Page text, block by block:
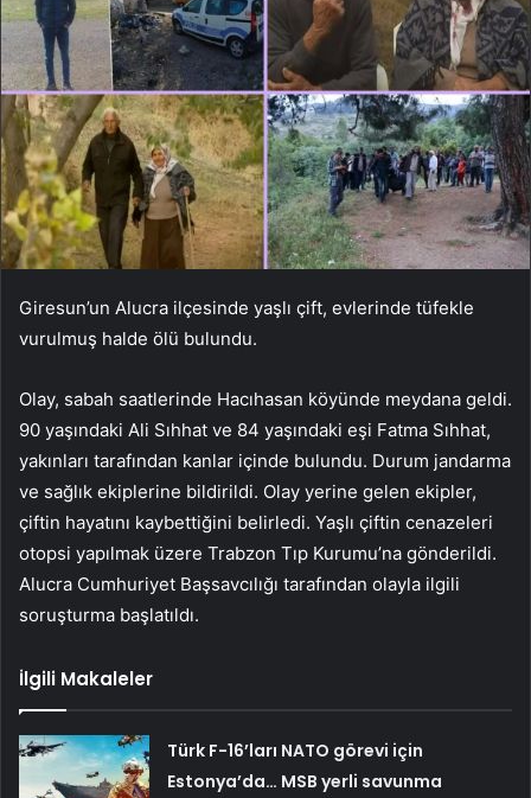
Giresun’un Alucra ilçesinde yaşlı çift, evlerinde tüfekle
vurulmuş halde ölü bulundu.
Olay, sabah saatlerinde Hacıhasan köyünde meydana geldi.
90 yaşındaki Ali Sıhhat ve 84 yaşındaki eşi Fatma Sıhhat,
yakınları tarafından kanlar içinde bulundu. Durum jandarma
ve sağlık ekiplerine bildirildi. Olay yerine gelen ekipler,
çiftin hayatını kaybettiğini belirledi. Yaşlı çiftin cenazeleri
otopsi yapılmak üzere Trabzon Tıp Kurumu’na gönderildi.
Alucra Cumhuriyet Başsavcılığı tarafından olayla ilgili
soruşturma başlatıldı.
İlgili Makaleler
Türk F-16’ları NATO görevi için
Estonya’da… MSB yerli savunma